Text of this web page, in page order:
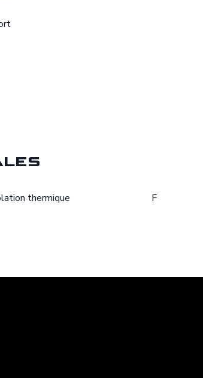
thermique F